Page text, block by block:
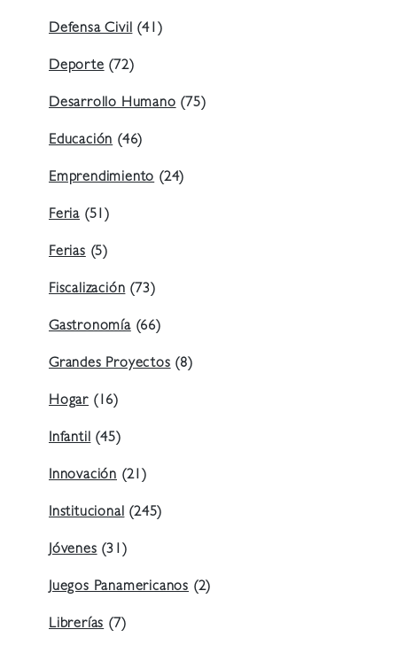
Defensa Civil (41)
Deporte (72)
Desarrollo Humano (75)
Educación (46)
Emprendimiento (24)
Feria (51)
Ferias (5)
Fiscalización (73)
Gastronomía(66)
Grandes Proyectos (8)
Hogar (16)
Infantil (45)
Innovación (21)
Institucional (245)
Jóvenes (31)
Juegos Panamericanos (2)
Librerías (7)